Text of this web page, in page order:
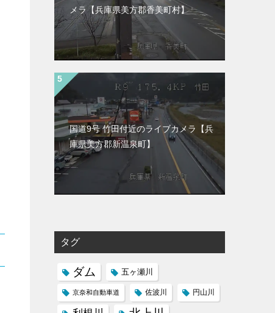
メラ【兵庫県美方郡香美町村】
国道9号 竹田付近のライブカメラ【兵
庫県美方郡新温泉町】
タグ
ダム 五ヶ瀬川
京奈和自動車道 佐波川 円山川